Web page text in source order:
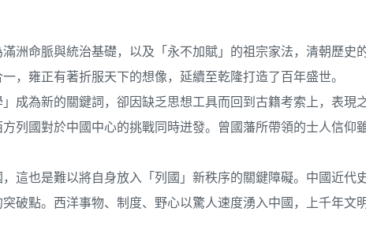
洲命脈與統治基礎，以及「永不加賦」的祖宗家法，清朝歷史
，雍正有著折服天下的想像，延續至乾隆打造了百年盛世。
成為新的關鍵詞，卻因缺乏思想工具而回到古籍考索上，表現
列國對於中國中心的挑戰同時迸發。曾國藩所帶領的士人信仰
這也是難以將自身放入「列國」新秩序的關鍵障礙。中國近代
破點。西洋事物、制度、野心以驚人速度湧入中國，上千年文